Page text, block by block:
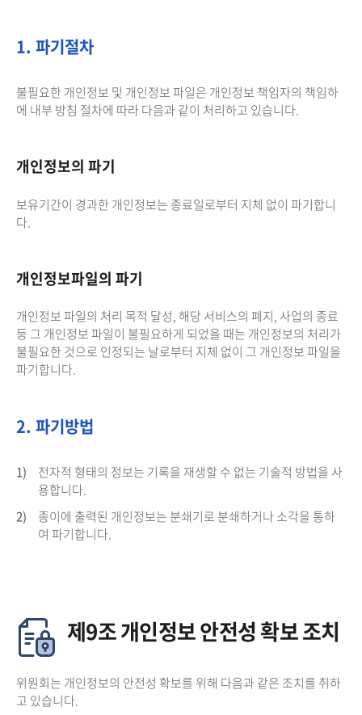
1. 파기절차
불필요한 개인정보 및 개인정보 파일은 개인정보 책임자의 책임하
에 내부 방침 절차에 따라 다음과 같이 처리하고 있습니다.
개인정보의 파기
보유기간이 경과한 개인정보는 종료일로부터 지체 없이 파기합니
다.
개인정보파일의 파기
개인정보 파일의 처리 목적 달성, 해당 서비스의 폐지, 사업의 종료
등 그 개인정보 파일이 불필요하게 되었을 때는 개인정보의 처리가
불필요한 것으로 인정되는 날로부터 지체 없이 그 개인정보 파일을
파기합니다.
2. 파기방법
1)
전자적 형태의 정보는 기록을 재생할 수 없는 기술적 방법을 사
용합니다.
2)
종이에 출력된 개인정보는 분쇄기로 분쇄하거나 소각을 통하
여 파기합니다.
제9조 개인정보 안전성 확보 조치
위원회는 개인정보의 안전성 확보를 위해 다음과 같은 조치를 취하
고 있습니다.